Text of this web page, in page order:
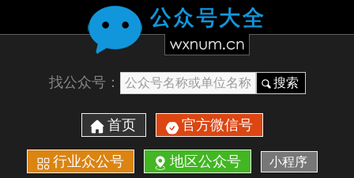
找公众号： 搜索
首页 官方微信号
行业众公号 地区公众号 小程序